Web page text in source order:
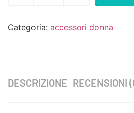
Categoria: accessori donna
DESCRIZIONE RECENSIONI